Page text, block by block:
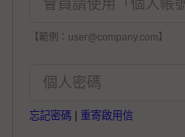
【範例：user@company.com】
忘記密碼 重寄啟用信